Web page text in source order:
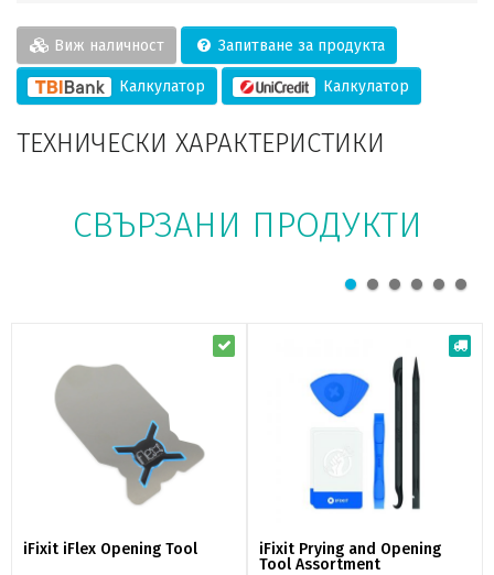
Виж наличност Запитване за продукта
Калкулатор Калкулатор
ТЕХНИЧЕСКИ ХАРАКТЕРИСТИКИ
СВЪРЗАНИ ПРОДУКТИ
iFixit iFlex Opening Tool
iFixit Prying and Opening
Tool Assortment